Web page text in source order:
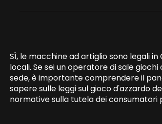
SÌ, le macchine ad artiglio sono legali
locali. Se sei un operatore di sale
sede, è importante comprendere il
sapere sulle leggi sul gioco d'azzardo
normative sulla tutela dei